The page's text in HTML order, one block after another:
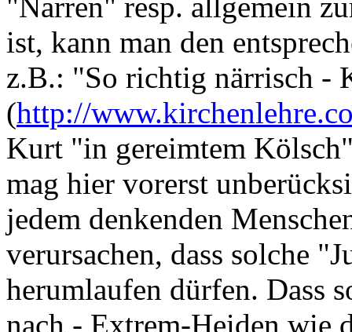
ist, kann man den
z.B.: "So richtig närrisch -
(http://
Kurt "in gereimtem
mag hier vorerst
jedem denkenden
verursachen, dass solche
herumlaufen dürfen. Dass
nach - Extrem-Heiden wie